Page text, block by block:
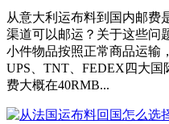
从意大利运布料到国内邮费
渠道可以邮运？关于这些问
小件物品按照正常商品运输
UPS、TNT、FEDEX四大
费大概在40RMB...